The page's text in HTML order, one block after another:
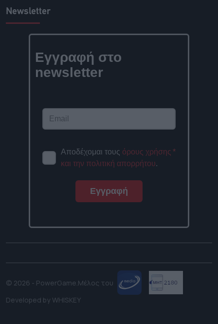
Newsletter
Εγγραφή στο
newsletter
Αποδέχομαι τους όρους χρήσης
και την πολιτική απορρήτου.
*
Εγγραφή
© 2026 - PowerGame. Μέλος του
Developed by WHISKEY